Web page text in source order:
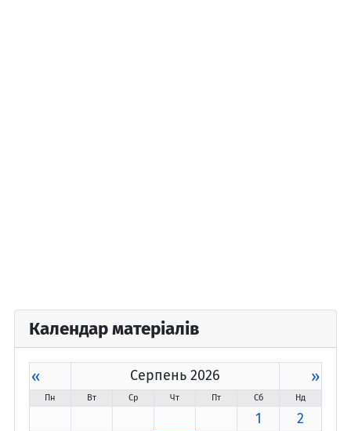
Календар матеріалів
« Серпень 2026 »
Пн Вт Ср Чт Пт Сб Нд
1
2